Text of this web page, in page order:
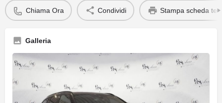
Chiama Ora Condividi Stampa scheda
Galleria